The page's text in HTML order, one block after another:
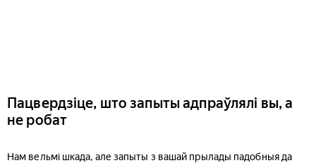
Пацвердзіце, што запыты адпраўлялі вы, а
не робат
Нам вельмі шкада, але запыты з вашай прылады падобныя да